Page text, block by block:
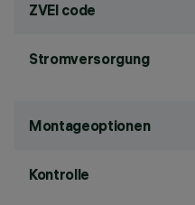
ZVEI code
Stromversorgung
Montageoptionen
Kontrolle